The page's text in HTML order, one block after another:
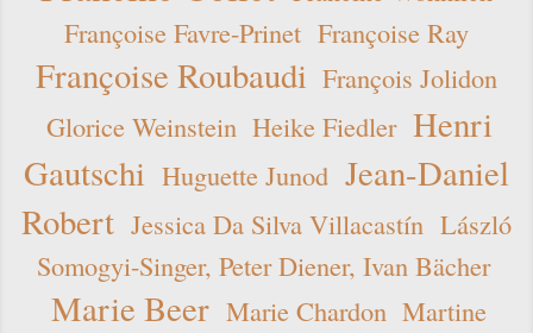
Françoise Favre-Prinet Françoise Ray
Françoise Roubaudi François Jolidon
Glorice Weinstein Heike Fiedler Henri
Gautschi Huguette Junod Jean-Daniel
Robert Jessica Da Silva Villacastín László
Somogyi-Singer, Peter Diener, Ivan Bächer
Marie Beer Marie Chardon Martine